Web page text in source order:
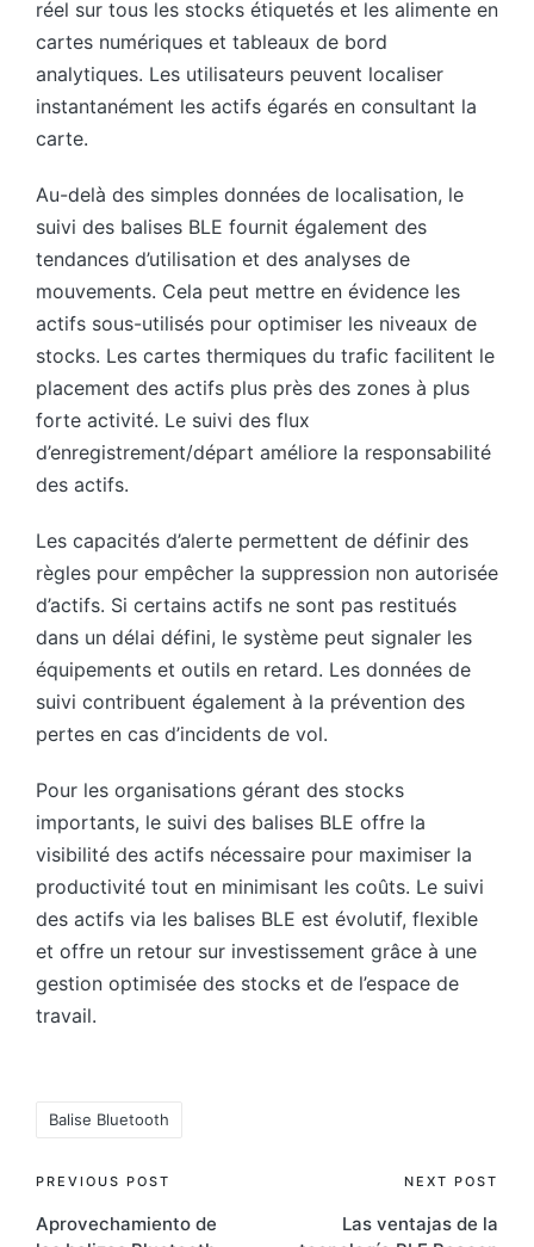
réel sur tous les stocks étiquetés et les alimente en
cartes numériques et tableaux de bord
analytiques. Les utilisateurs peuvent localiser
instantanément les actifs égarés en consultant la
carte.
Au-delà des simples données de localisation, le
suivi des balises BLE fournit également des
tendances d’utilisation et des analyses de
mouvements. Cela peut mettre en évidence les
actifs sous-utilisés pour optimiser les niveaux de
stocks. Les cartes thermiques du trafic facilitent le
placement des actifs plus près des zones à plus
forte activité. Le suivi des flux
d’enregistrement/départ améliore la responsabilité
des actifs.
Les capacités d’alerte permettent de définir des
règles pour empêcher la suppression non autorisée
d’actifs. Si certains actifs ne sont pas restitués
dans un délai défini, le système peut signaler les
équipements et outils en retard. Les données de
suivi contribuent également à la prévention des
pertes en cas d’incidents de vol.
Pour les organisations gérant des stocks
importants, le suivi des balises BLE offre la
visibilité des actifs nécessaire pour maximiser la
productivité tout en minimisant les coûts. Le suivi
des actifs via les balises BLE est évolutif, flexible
et offre un retour sur investissement grâce à une
gestion optimisée des stocks et de l’espace de
travail.
Balise Bluetooth
Post
navigation
PREVIOUS POST
Aprovechamiento de
NEXT POST
Las ventajas de la